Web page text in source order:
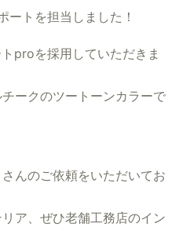
ートを担当しました！
proを採用していただきま
ークのツートーンカラーで
んのご依頼をいただいてお
ア、ぜひ老舗工務店のイン